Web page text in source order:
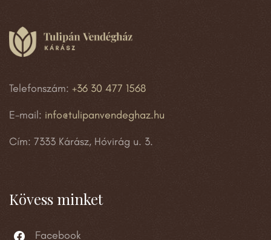
Telefonszám: +36 30 477 1568
E-mail: info@tulipanvendeghaz.hu
Cím: 7333 Kárász, Hóvirág u. 3.
Kövess minket
Facebook